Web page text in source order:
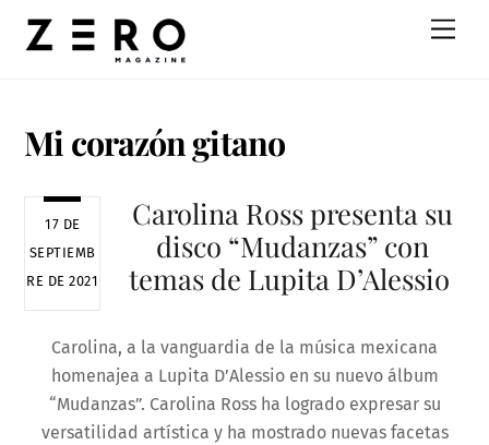
Mi corazón gitano
17 DE
SEPTIEMB
RE DE 2021
Carolina‌ ‌Ross‌ ‌presenta‌ ‌su‌
‌disco‌ ‌“Mudanzas”‌ ‌con‌
‌temas‌ ‌de‌ ‌Lupita‌ ‌D’Alessio‌
Carolina, a la vanguardia de la música mexicana
homenajea a Lupita D’Alessio en su nuevo álbum
“Mudanzas”. Carolina Ross ha logrado expresar su
versatilidad artística y ha mostrado nuevas facetas